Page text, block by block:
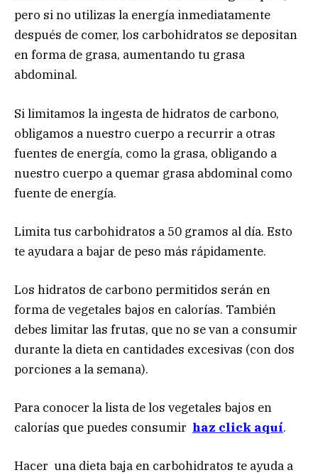
pero si no utilizas la energía inmediatamente
después de comer, los carbohidratos se depositan
en forma de grasa, aumentando tu grasa
abdominal.
Si limitamos la ingesta de hidratos de carbono,
obligamos a nuestro cuerpo a recurrir a otras
fuentes de energía, como la grasa, obligando a
nuestro cuerpo a quemar grasa abdominal como
fuente de energía.
Limita tus carbohidratos a 50 gramos al día. Esto
te ayudara a bajar de peso más rápidamente.
Los hidratos de carbono permitidos serán en
forma de vegetales bajos en calorías. También
debes limitar las frutas, que no se van a consumir
durante la dieta en cantidades excesivas (con dos
porciones a la semana).
Para conocer la lista de los vegetales bajos en
calorías que puedes consumir haz click aquí.
Hacer una dieta baja en carbohidratos te ayuda a